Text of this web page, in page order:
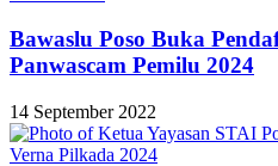
Bawaslu Poso Buka
Panwascam Pemilu 2024
14 September 2022